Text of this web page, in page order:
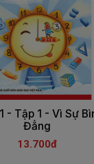
- Tập 1 - Vì Sự
Đẳng
13.700đ